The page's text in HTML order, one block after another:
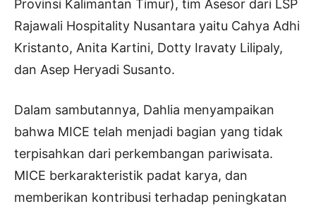
Provinsi Kalimantan Timur), tim Asesor dari LSP
Rajawali Hospitality Nusantara yaitu Cahya Adhi
Kristanto, Anita Kartini, Dotty Iravaty Lilipaly,
dan Asep Heryadi Susanto.
Dalam sambutannya, Dahlia menyampaikan
bahwa MICE telah menjadi bagian yang tidak
terpisahkan dari perkembangan pariwisata.
MICE berkarakteristik padat karya, dan
memberikan kontribusi terhadap peningkatan